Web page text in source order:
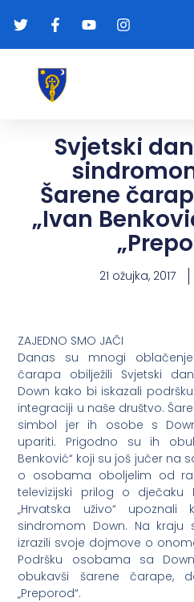
Svjetski
Šarene
„Ivan
21 ožujka, 2017
ZAJEDNO SMO JAČI
Danas su mnogi
čarapa obilježili Svjetski
Down kako bi iskazali
integraciji u naše društvo.
simbol jer ih osobe s
upariti. Prigodno su ih
Benković“ koji su još jučer na
o osobama oboljelim od
televizijski prilog o
„Hrvatska uživo“
sindromom Down. Na
izrazili svoje dojmove o
Podršku osobama sa
obukavši šarene čarape,
„Preporod“.